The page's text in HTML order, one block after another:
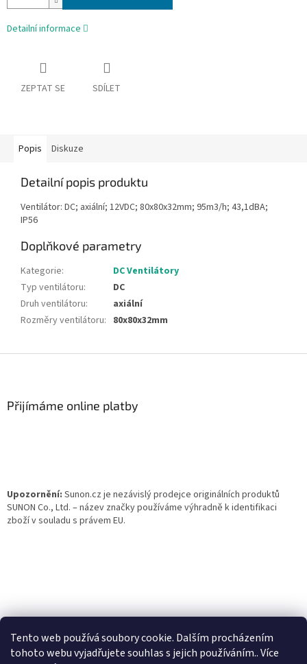
Tento web používá soubory cookie. Dalším procházením
tohoto webu vyjadřujete souhlas s jejich používáním.. Více
Detailní informace
ZEPTAT SE SDÍLET
Popis Diskuze
Detailní popis produktu
Ventilátor: DC; axiální; 12VDC; 80x80x32mm; 95m3/h; 43,1dBA;
IP56
Doplňkové parametry
Kategorie:
DC Ventilátory
Typ ventilátoru:
DC
Druh ventilátoru:
axiální
Rozměry ventilátoru: 80x80x32mm
Přijímáme online platby
Upozornění: Sunon.cz je nezávislý prodejce originálních produktů
SUNON Co., Ltd. – název značky používáme výhradně k identifikaci
zboží v souladu s právem EU.